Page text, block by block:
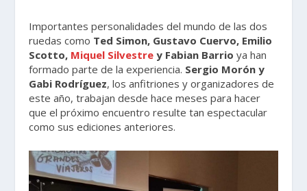
Importantes personalidades del mundo de las dos
ruedas como Ted Simon, Gustavo Cuervo, Emilio
Scotto, Miquel Silvestre y Fabian Barrio ya han
formado parte de la experiencia. Sergio Morón y
Gabi Rodríguez, los anfitriones y organizadores de
este año, trabajan desde hace meses para hacer
que el próximo encuentro resulte tan espectacular
como sus ediciones anteriores.